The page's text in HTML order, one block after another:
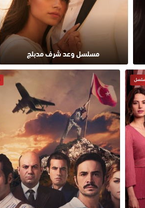
مسلسل وعد شرف مدبلج